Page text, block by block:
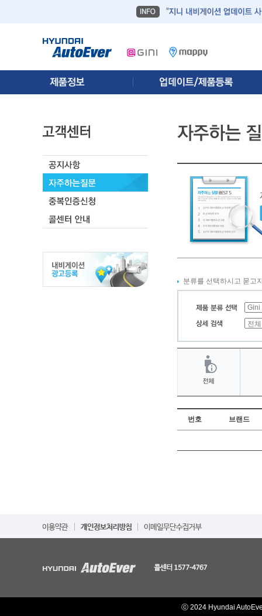
분류를 선택하시고 묻고
번호 브랜드
ⓒ 2024 Hyundai